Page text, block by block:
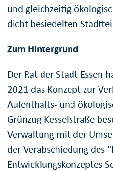
und gleichzeitig
dicht besiedelten
Zum Hintergrund
Der Rat der Stadt Essen
2021 das Konzept zur
Aufenthalts- und
Grünzug Kesselstraße
Verwaltung mit der
der Verabschiedung des
Entwicklungskonzeptes